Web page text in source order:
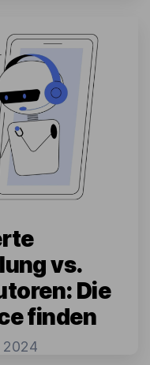
vs.
Die
finden
2024